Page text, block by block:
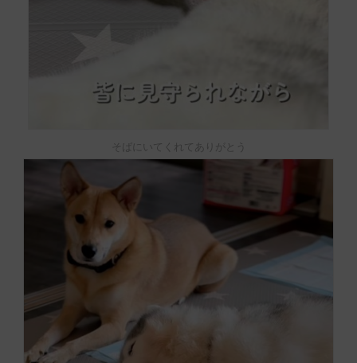
そばにいてくれてありがとう